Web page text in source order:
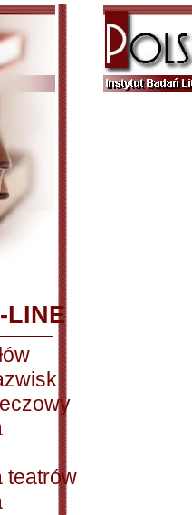
LINE
teatrów